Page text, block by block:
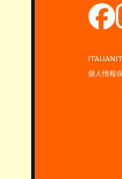
個人情報